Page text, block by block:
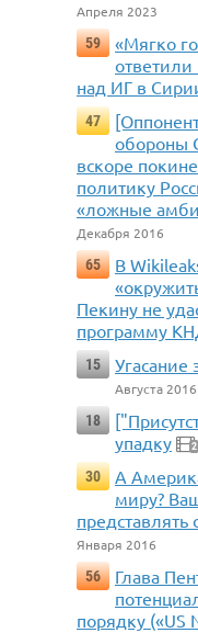
Апреля 2023
59
«Мягко
над ИГ в
47
обороны
вскоре
политику
«ложные
Декабря 2016
65
В
Пекину не
программу
15
Угасание
Августа 2016
18
упадку
2
30
А
миру?
представлять
Января 2016
56
Глава
порядку («US